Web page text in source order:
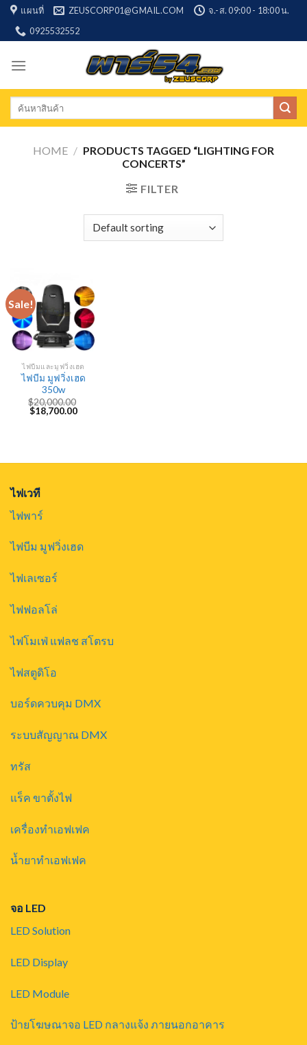
Skip
content
แผนที่ ZEUSCORP01@GMAIL.COM
จ.-ส. 09:00 - 18:00 น.
0925532552
Search
HOME / PRODUCTS TAGGED “LIGHTING FOR
CONCERTS”
FILTER
Sale!
ไฟบีมและมูฟวิ่งเฮด
ไฟบีม มูฟวิ่งเฮด
350w
$20,000.00
Original
price
$18,700.00Current
ไฟเวที
ไฟพาร์
ไฟบีม มูฟวิ่งเฮด
ไฟเลเซอร์
ไฟฟอลโล่
ไฟโมเฟ่ แฟลช สโตรบ
ไฟสตูดิโอ
บอร์ดควบคุม DMX
ระบบสัญญาณ DMX
ทรัส
แร็ค ขาตั้งไฟ
เครื่องทำเอฟเฟค
น้ำยาทำเอฟเฟค
จอ LED
LED Solution
LED Display
LED Module
ป้ายโฆษณาจอ LED กลางแจ้ง ภายนอกอาคาร